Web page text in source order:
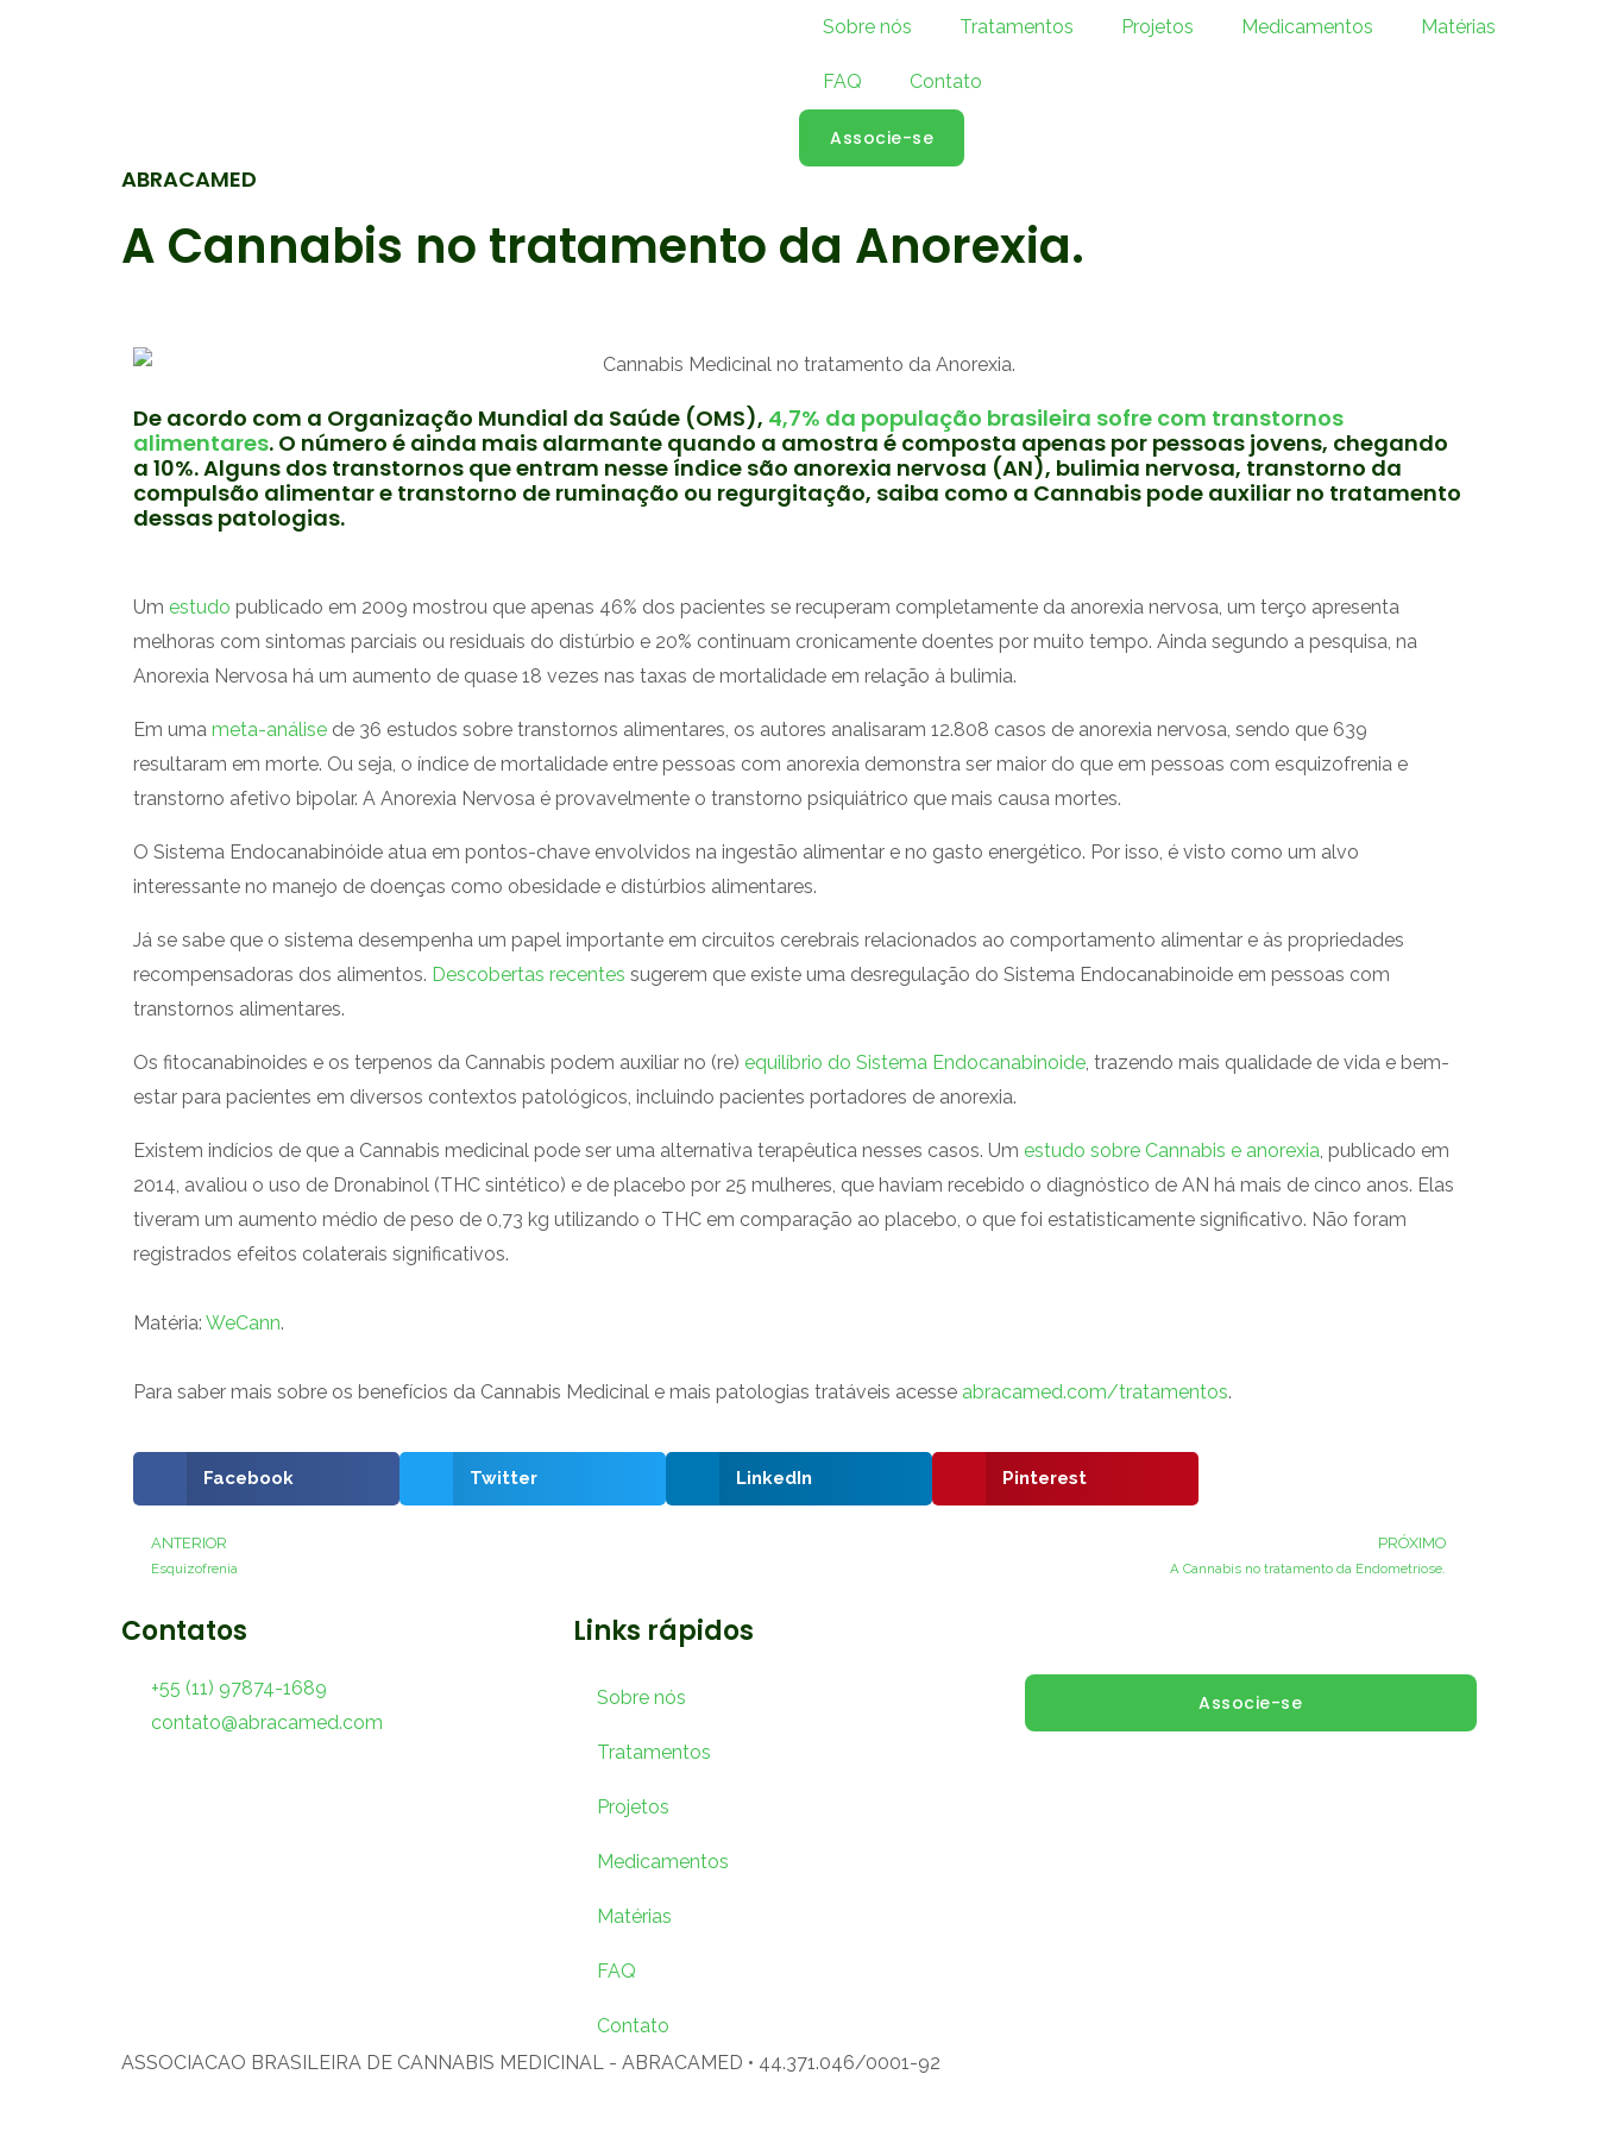
Sobre nós Tratamentos Projetos Medicamentos Matérias
FAQ Contato
Associe-se
ABRACAMED
A Cannabis no tratamento da Anorexia.
De acordo com a Organização Mundial da Saúde (OMS), 4,7% da população brasileira sofre com transtornos
alimentares. O número é ainda mais alarmante quando a amostra é composta apenas por pessoas jovens, chegando
a 10%. Alguns dos transtornos que entram nesse índice são anorexia nervosa (AN), bulimia nervosa, transtorno da
compulsão alimentar e transtorno de ruminação ou regurgitação, saiba como a Cannabis pode auxiliar no tratamento
dessas patologias.
Um estudo publicado em 2009 mostrou que apenas 46% dos pacientes se recuperam completamente da anorexia nervosa, um terço apresenta
melhoras com sintomas parciais ou residuais do distúrbio e 20% continuam cronicamente doentes por muito tempo. Ainda segundo a pesquisa, na
Anorexia Nervosa há um aumento de quase 18 vezes nas taxas de mortalidade em relação à bulimia.
Em uma meta-análise de 36 estudos sobre transtornos alimentares, os autores analisaram 12.808 casos de anorexia nervosa, sendo que 639
resultaram em morte. Ou seja, o índice de mortalidade entre pessoas com anorexia demonstra ser maior do que em pessoas com esquizofrenia e
transtorno afetivo bipolar. A Anorexia Nervosa é provavelmente o transtorno psiquiátrico que mais causa mortes.
O Sistema Endocanabinóide atua em pontos-chave envolvidos na ingestão alimentar e no gasto energético. Por isso, é visto como um alvo
interessante no manejo de doenças como obesidade e distúrbios alimentares.
Já se sabe que o sistema desempenha um papel importante em circuitos cerebrais relacionados ao comportamento alimentar e às propriedades
recompensadoras dos alimentos. Descobertas recentes sugerem que existe uma desregulação do Sistema Endocanabinoide em pessoas com
transtornos alimentares.
Os fitocanabinoides e os terpenos da Cannabis podem auxiliar no (re) equilíbrio do Sistema Endocanabinoide, trazendo mais qualidade de vida e bem-
estar para pacientes em diversos contextos patológicos, incluindo pacientes portadores de anorexia.
Existem indícios de que a Cannabis medicinal pode ser uma alternativa terapêutica nesses casos. Um estudo sobre Cannabis e anorexia, publicado em
2014, avaliou o uso de Dronabinol (THC sintético) e de placebo por 25 mulheres, que haviam recebido o diagnóstico de AN há mais de cinco anos. Elas
tiveram um aumento médio de peso de 0,73 kg utilizando o THC em comparação ao placebo, o que foi estatisticamente significativo. Não foram
registrados efeitos colaterais significativos.
Matéria: WeCann.
Para saber mais sobre os benefícios da Cannabis Medicinal e mais patologias tratáveis acesse abracamed.com/tratamentos.
Facebook Twitter LinkedIn Pinterest
Anterior
ANTERIOR
Esquizofrenia
PRÓXIMO
A Cannabis no tratamento da Endometriose.
Contatos
+55 (11) 97874-1689
contato@abracamed.com
Links rápidos
Sobre nós
Tratamentos
Projetos
Medicamentos
Matérias
FAQ
Contato
Associe-se
ASSOCIACAO BRASILEIRA DE CANNABIS MEDICINAL - ABRACAMED • 44.371.046/0001-92